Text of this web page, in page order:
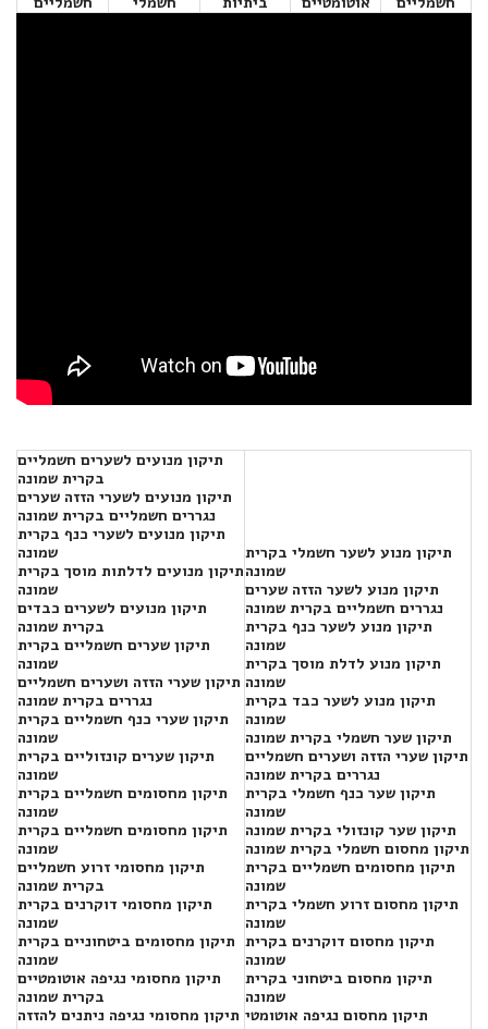
תיקון מנועים לשערים חשמליים
בקרית שמונה
תיקון מנועים לשערי הזזה שערים
נגררים חשמליים בקרית שמונה
תיקון מנועים לשערי כנף בקרית
שמונה
תיקון מנועים לדלתות מוסך בקרית
שמונה
תיקון מנועים לשערים כבדים
בקרית שמונה
תיקון שערים חשמליים בקרית
שמונה
תיקון שערי הזזה ושערים חשמליים
נגררים בקרית שמונה
תיקון שערי כנף חשמליים בקרית
שמונה
תיקון שערים קונזוליים בקרית
שמונה
תיקון מחסומים חשמליים בקרית
שמונה
תיקון מחסומים חשמליים בקרית
שמונה
תיקון מחסומי זרוע חשמליים
בקרית שמונה
תיקון מחסומי דוקרנים בקרית
שמונה
תיקון מחסומים ביטחוניים בקרית
שמונה
תיקון מחסומי נגיפה אוטומטיים
בקרית שמונה
תיקון מחסומי נגיפה ניתנים להזזה
תיקון מנוע לשער חשמלי בקרית
שמונה
תיקון מנוע לשער הזזה שערים
נגררים חשמליים בקרית שמונה
תיקון מנוע לשער כנף בקרית
שמונה
תיקון מנוע לדלת מוסך בקרית
שמונה
תיקון מנוע לשער כבד בקרית
שמונה
תיקון שער חשמלי בקרית שמונה
תיקון שערי הזזה ושערים חשמליים
נגררים בקרית שמונה
תיקון שער כנף חשמלי בקרית
שמונה
תיקון שער קונזולי בקרית שמונה
תיקון מחסום חשמלי בקרית שמונה
תיקון מחסומים חשמליים בקרית
שמונה
תיקון מחסום זרוע חשמלי בקרית
שמונה
תיקון מחסום דוקרנים בקרית
שמונה
תיקון מחסום ביטחוני בקרית
שמונה
תיקון מחסום נגיפה אוטומטי